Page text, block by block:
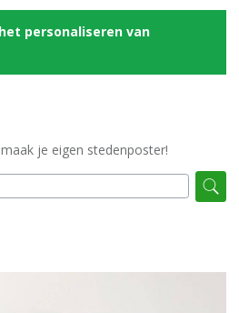
personaliseren van
je eigen stedenposter!